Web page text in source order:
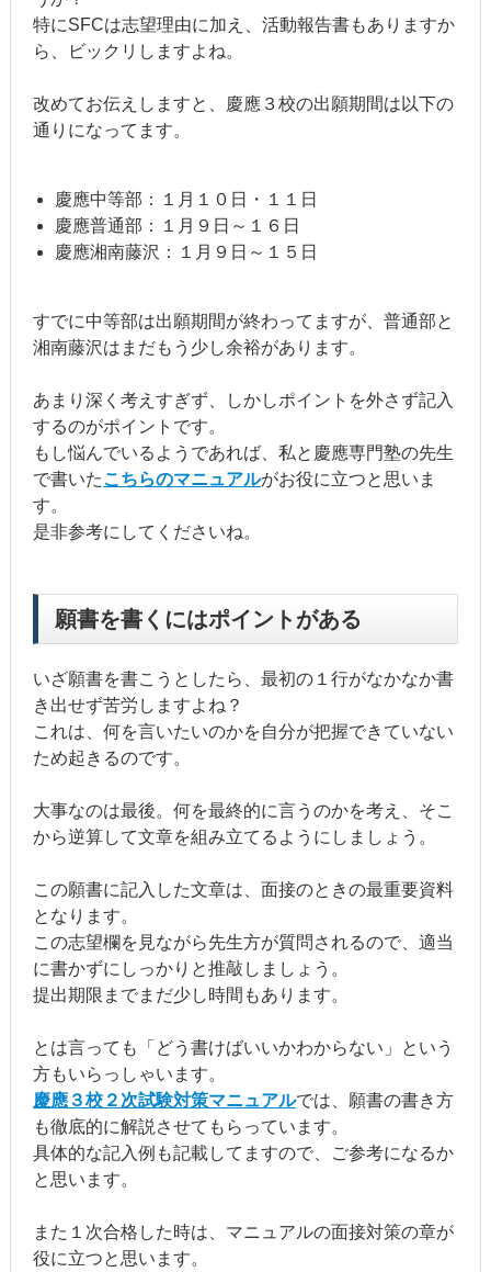
特にSFCは志望理由に加え、活動報告書もありますか
ら、ビックリしますよね。
改めてお伝えしますと、慶應３校の出願期間は以下の
通りになってます。
慶應中等部：１月１０日・１１日
慶應普通部：１月９日～１６日
慶應湘南藤沢：１月９日～１５日
すでに中等部は出願期間が終わってますが、普通部と
湘南藤沢はまだもう少し余裕があります。
あまり深く考えすぎず、しかしポイントを外さず記入
するのがポイントです。
もし悩んでいるようであれば、私と慶應専門塾の先生
で書いたこちらのマニュアルがお役に立つと思いま
す。
是非参考にしてくださいね。
願書を書くにはポイントがある
いざ願書を書こうとしたら、最初の１行がなかなか書
き出せず苦労しますよね？
これは、何を言いたいのかを自分が把握できていない
ため起きるのです。
大事なのは最後。何を最終的に言うのかを考え、そこ
から逆算して文章を組み立てるようにしましょう。
この願書に記入した文章は、面接のときの最重要資料
となります。
この志望欄を見ながら先生方が質問されるので、適当
に書かずにしっかりと推敲しましょう。
提出期限までまだ少し時間もあります。
とは言っても「どう書けばいいかわからない」という
方もいらっしゃいます。
慶應３校２次試験対策マニュアルでは、願書の書き方
も徹底的に解説させてもらっています。
具体的な記入例も記載してますので、ご参考になるか
と思います。
また１次合格した時は、マニュアルの面接対策の章が
役に立つと思います。